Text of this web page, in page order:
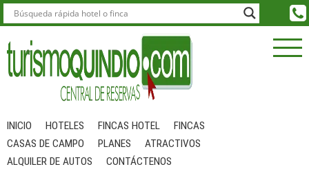
INICIO HOTELES FINCAS HOTEL
FINCAS
CASAS DE CAMPO
PLANES
ATRACTIVOS
ALQUILER DE AUTOS
CONTÁCTENOS